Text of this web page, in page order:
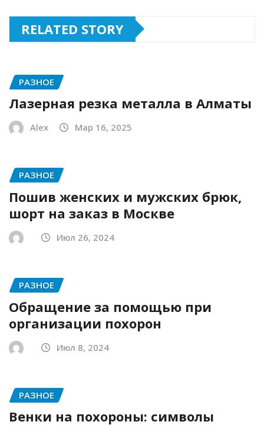
RELATED STORY
РАЗНОЕ
Лазерная резка металла в Алматы
Alex Мар 16, 2025
РАЗНОЕ
Пошив женских и мужских брюк,
шорт на заказ в Москве
Июл 26, 2024
РАЗНОЕ
Обращение за помощью при
организации похорон
Июл 8, 2024
РАЗНОЕ
Венки на похороны: символы